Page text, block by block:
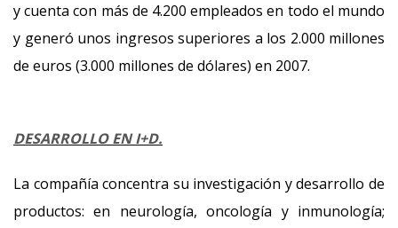
y cuenta con más de 4.200 empleados en todo el mundo
y generó unos ingresos superiores a los 2.000 millones
de euros (3.000 millones de dólares) en 2007.
DESARROLLO EN I+D.
La compañía concentra su investigación y desarrollo de
productos: en neurología, oncología y inmunología;